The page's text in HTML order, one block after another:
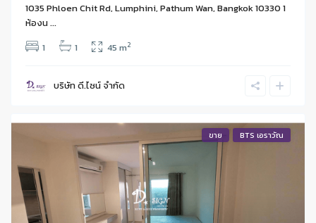
1035 Phloen Chit Rd, Lumphini, Pathum Wan, Bangkok 10330 1
ห้องน ...
1
1 45 m2
บริษัท ดี.ไซน์ จํากัด
ขาย BTS เอราวัณ